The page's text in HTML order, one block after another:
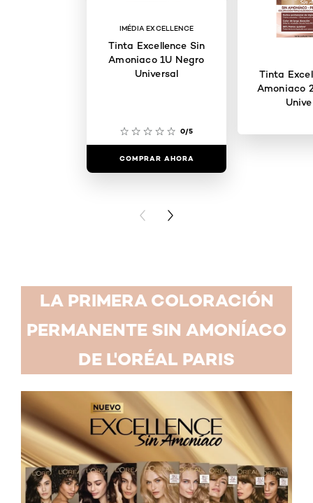
IMÉDIA EXCELLENCE
Tinta Excellence Sin
Amoniaco 1U Negro
Universal
0/5
COMPRAR AHORA
Tinta
Amoniaco
PREVIOUS CARD
NEXT CARD
LA PRIMERA COLORACIÓN
PERMANENTE SIN AMONÍACO
DE L'ORÉAL PARIS